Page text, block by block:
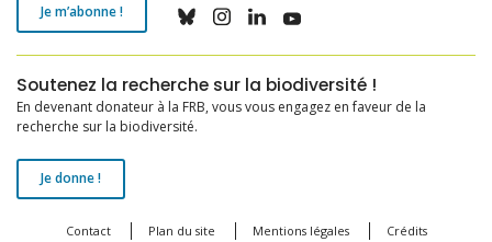
Je m’abonne !
Soutenez la recherche sur la biodiversité !
En devenant donateur à la FRB, vous vous engagez en faveur de la
recherche sur la biodiversité.
Je donne !
Contact Plan du site Mentions légales Crédits